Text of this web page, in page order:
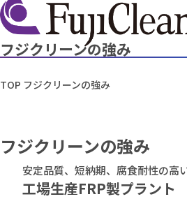
フジクリーンの強み
TOP フジクリーンの強み
フジクリーンの強み
安定品質、短納期、腐食耐性の高
工場生産FRP製プラント